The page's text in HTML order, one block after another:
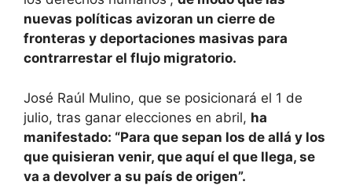
nuevas políticas avizoran un cierre de
fronteras y deportaciones masivas para
contrarrestar el flujo migratorio.
José Raúl Mulino, que se posicionará el 1 de
julio, tras ganar elecciones en abril, ha
manifestado: “Para que sepan los de allá y los
que quisieran venir, que aquí el que llega, se
va a devolver a su país de origen”.